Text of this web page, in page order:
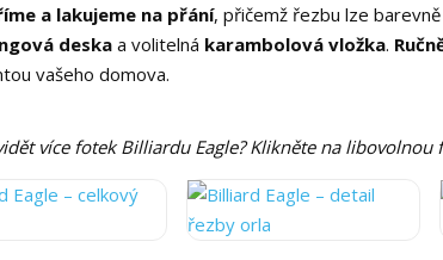
a lakujeme na přání, přičemž řezbu lze
deskaa volitelná karambolová vložka.
vašeho domova.
více fotek Billiardu Eagle? Klikněte na libovolnou